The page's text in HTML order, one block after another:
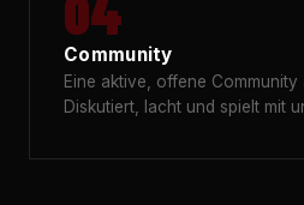
Community
Eine aktive, offene Community
Diskutiert, lacht und spielt mit